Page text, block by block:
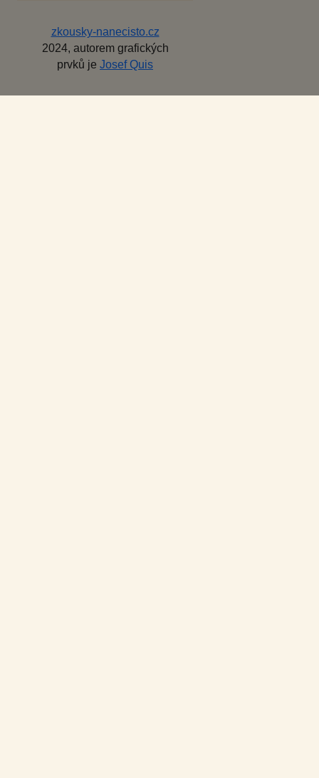
zkousky-nanecisto.cz
2024, autorem grafických
prvků je Josef Quis